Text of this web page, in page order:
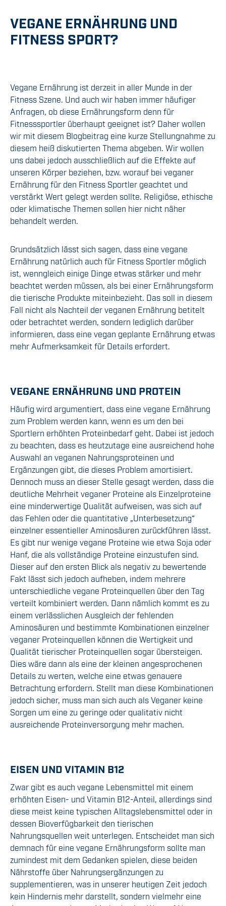
VEGANE ERNÄHRUNG UND
FITNESS SPORT?
Vegane Ernährung ist derzeit in aller Munde in der
Fitness Szene. Und auch wir haben immer häufiger
Anfragen, ob diese Ernährungsform denn für
Fitnesssportler überhaupt geeignet ist? Daher wollen
wir mit diesem Blogbeitrag eine kurze Stellungnahme zu
diesem heiß diskutierten Thema abgeben. Wir wollen
uns dabei jedoch ausschließlich auf die Effekte auf
unseren Körper beziehen, bzw. worauf bei veganer
Ernährung für den Fitness Sportler geachtet und
verstärkt Wert gelegt werden sollte. Religiöse, ethische
oder klimatische Themen sollen hier nicht näher
behandelt werden.
Grundsätzlich lässt sich sagen, dass eine vegane
Ernährung natürlich auch für Fitness Sportler möglich
ist, wenngleich einige Dinge etwas stärker und mehr
beachtet werden müssen, als bei einer Ernährungsform
die tierische Produkte miteinbezieht. Das soll in diesem
Fall nicht als Nachteil der veganen Ernährung betitelt
oder betrachtet werden, sondern lediglich darüber
informieren, dass eine vegan geplante Ernährung etwas
mehr Aufmerksamkeit für Details erfordert.
VEGANE ERNÄHRUNG UND PROTEIN
Häufig wird argumentiert, dass eine vegane Ernährung
zum Problem werden kann, wenn es um den bei
Sportlern erhöhten Proteinbedarf geht. Dabei ist jedoch
zu beachten, dass es heutzutage eine ausreichend hohe
Auswahl an veganen Nahrungsproteinen und
Ergänzungen gibt, die dieses Problem amortisiert.
Dennoch muss an dieser Stelle gesagt werden, dass die
deutliche Mehrheit veganer Proteine als Einzelproteine
eine minderwertige Qualität aufweisen, was sich auf
das Fehlen oder die quantitative „Unterbesetzung“
einzelner essentieller Aminosäuren zurückführen lässt.
Es gibt nur wenige vegane Proteine wie etwa Soja oder
Hanf, die als vollständige Proteine einzustufen sind.
Dieser auf den ersten Blick als negativ zu bewertende
Fakt lässt sich jedoch aufheben, indem mehrere
unterschiedliche vegane Proteinquellen über den Tag
verteilt kombiniert werden. Dann nämlich kommt es zu
einem verlässlichen Ausgleich der fehlenden
Aminosäuren und bestimmte Kombinationen einzelner
veganer Proteinquellen können die Wertigkeit und
Qualität tierischer Proteinquellen sogar übersteigen.
Dies wäre dann als eine der kleinen angesprochenen
Details zu werten, welche eine etwas genauere
Betrachtung erfordern. Stellt man diese Kombinationen
jedoch sicher, muss man sich auch als Veganer keine
Sorgen um eine zu geringe oder qualitativ nicht
ausreichende Proteinversorgung mehr machen.
EISEN UND VITAMIN B12
Zwar gibt es auch vegane Lebensmittel mit einem
erhöhten Eisen- und Vitamin B12-Anteil, allerdings sind
diese meist keine typischen Alltagslebensmittel oder in
dessen Bioverfügbarkeit den tierischen
Nahrungsquellen weit unterlegen. Entscheidet man sich
demnach für eine vegane Ernährungsform sollte man
zumindest mit dem Gedanken spielen, diese beiden
Nährstoffe über Nahrungsergänzungen zu
supplementieren, was in unserer heutigen Zeit jedoch
kein Hindernis mehr darstellt, sondern vielmehr eine